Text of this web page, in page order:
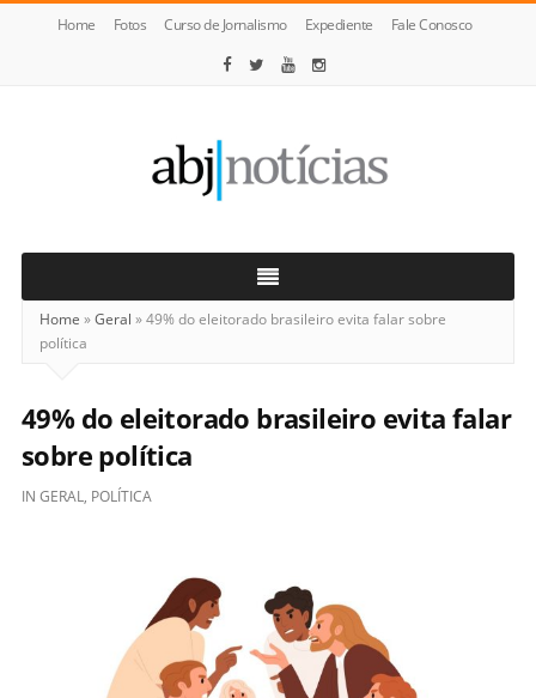
Home Fotos Curso de Jornalismo Expediente Fale Conosco
Notícias
Home »Geral »49% do eleitorado brasileiro evita falar sobre
política
49% do eleitorado brasileiro evita falar
sobre política
IN GERAL, POLÍTICA